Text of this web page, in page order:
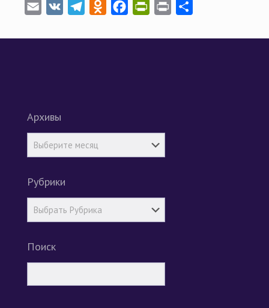
Email VK TelegramOdnoklassniki
FacebookPrintFriendly
Print
Архивы
Рубрики
Поиск